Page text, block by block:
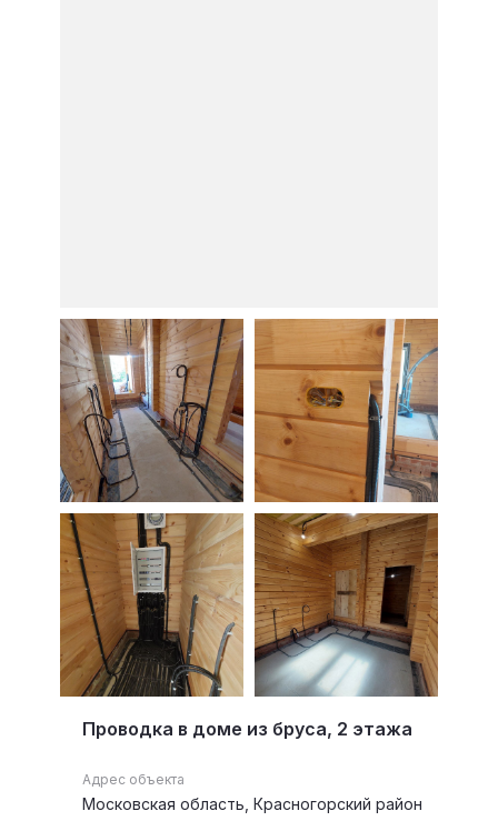
Проводка в доме из бруса, 2 этажа
Московская область, Красногорский район
Адрес объекта